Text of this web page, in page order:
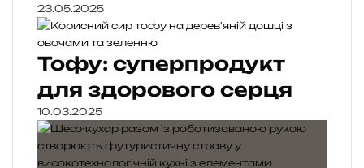
23.05.2025
Тофу: суперпродукт
для здорового серця
10.03.2025